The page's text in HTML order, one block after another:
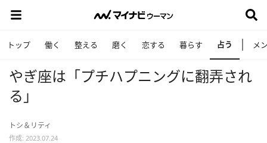
トップ 働く 整える 磨く 恋する 暮らす 占う メ
やぎ座は「プチハプニングに翻弄され
る」
トシ＆リティ
作成: 2023.07.24